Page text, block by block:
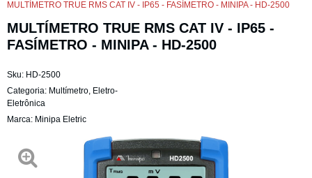
MULTÍMETRO TRUE RMS CAT IV - IP65 - FASÍMETRO - MINIPA - HD-2500
MULTÍMETRO TRUE RMS CAT IV - IP65 -
FASÍMETRO - MINIPA - HD-2500
Sku: HD-2500
Categoria: Multímetro, Eletro-
Eletrônica
Marca: Minipa Eletric